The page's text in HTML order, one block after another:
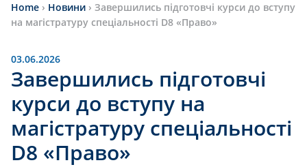
Home › Новини › Завершились підготовчі курси до вступу
на магістратуру спеціальності D8 «Право»
03.06.2026
Завершились підготовчі
курси до вступу на
магістратуру спеціальності
D8 «Право»